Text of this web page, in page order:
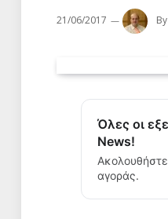
21/06/2017 By
Όλες οι
News!
αγοράς.